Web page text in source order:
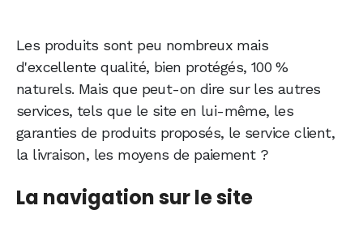
Les produits sont peu nombreux mais
d'excellente qualité, bien protégés, 100 %
naturels. Mais que peut-on dire sur les autres
services, tels que le site en lui-même, les
garanties de produits proposés, le service client,
la livraison, les moyens de paiement ?
La navigation sur le site